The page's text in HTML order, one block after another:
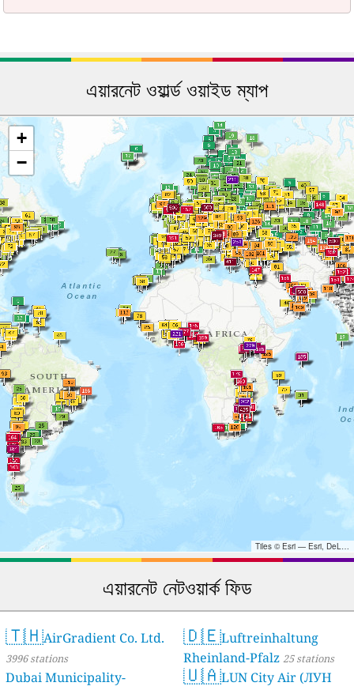
এয়ারনেট ওয়ার্ল্ড ওয়াইড ম্যাপ
+
−
Tiles © Esri — Esri, DeLorme, NAVTEQ, TomTom, Intermap, iPC, USGS, FAO, NPS, NRCAN, GeoBase, Kadaster NL, Ordnance Survey, Esri Japan, METI, Esri China (Hong Kong), and the GIS User Community
এয়ারনেট নেটওয়ার্ক ফিড
🇹🇭AirGradient Co. Ltd.
3996 stations
Dubai Municipality-
🇩🇪Luftreinhaltung
Rheinland-Pfalz 25 stations
🇺🇦LUN City Air (ЛУН